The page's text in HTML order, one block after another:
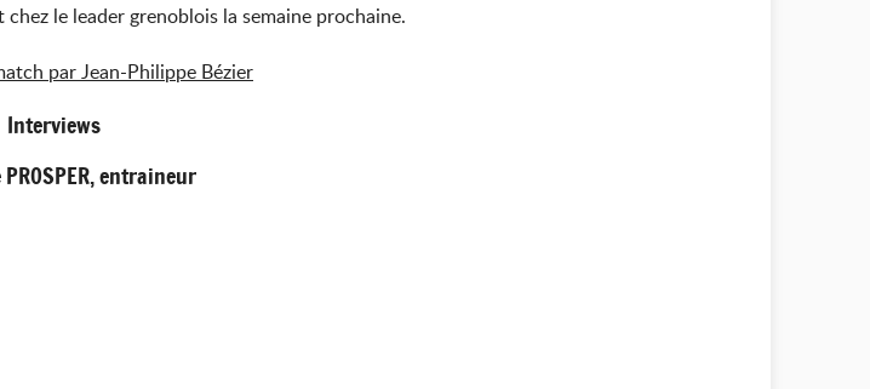
le leader grenoblois la semaine prochaine.
par Jean-Philippe Bézier
Interviews
entraineur